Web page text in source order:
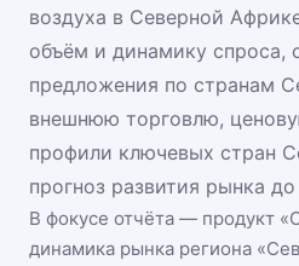
воздуха в Северной
объём и динамику спроса,
предложения по странам
внешнюю торговлю,
профили ключевых стран
прогноз развития рынка
В фокусе отчёта — продукт «
динамика рынка региона